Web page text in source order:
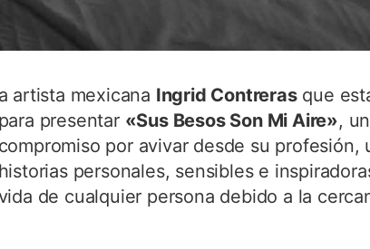
a artista mexicana Ingrid Contrerasque
para presentar «Sus Besos Son Mi Aire»,
compromiso por avivar desde su
historias personales, sensibles e
de cualquier persona debido a la